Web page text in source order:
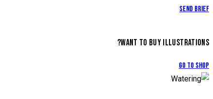
Send Brief
WANT TO BUY ILLUSTRATIONS?
Go to Shop